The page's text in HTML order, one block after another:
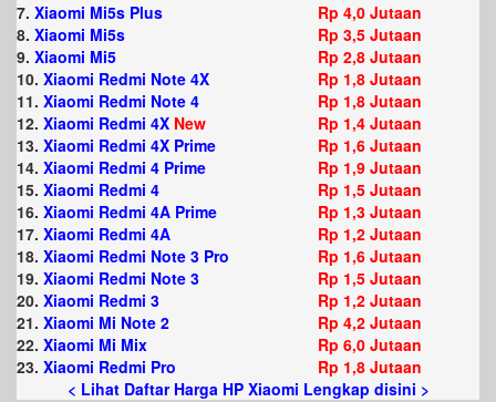
7. Xiaomi Mi5s Plus
Rp 4,0 Jutaan
8. Xiaomi Mi5s
Rp 3,5 Jutaan
9. Xiaomi Mi5
Rp 2,8 Jutaan
10. Xiaomi Redmi Note 4X
Rp 1,8 Jutaan
11. Xiaomi Redmi Note 4
Rp 1,8 Jutaan
12. Xiaomi Redmi 4X New
Rp 1,4 Jutaan
13. Xiaomi Redmi 4X Prime
Rp 1,6 Jutaan
14. Xiaomi Redmi 4 Prime
Rp 1,9 Jutaan
15. Xiaomi Redmi 4
Rp 1,5 Jutaan
16. Xiaomi Redmi 4A Prime
Rp 1,3 Jutaan
17. Xiaomi Redmi 4A
Rp 1,2 Jutaan
18. Xiaomi Redmi Note 3 Pro
Rp 1,6 Jutaan
19. Xiaomi Redmi Note 3
Rp 1,5 Jutaan
20. Xiaomi Redmi 3
Rp 1,2 Jutaan
21. Xiaomi Mi Note 2
Rp 4,2 Jutaan
22. Xiaomi Mi Mix
Rp 6,0 Jutaan
23. Xiaomi Redmi Pro
Rp 1,8 Jutaan
< Lihat Daftar Harga HP Xiaomi Lengkap disini >